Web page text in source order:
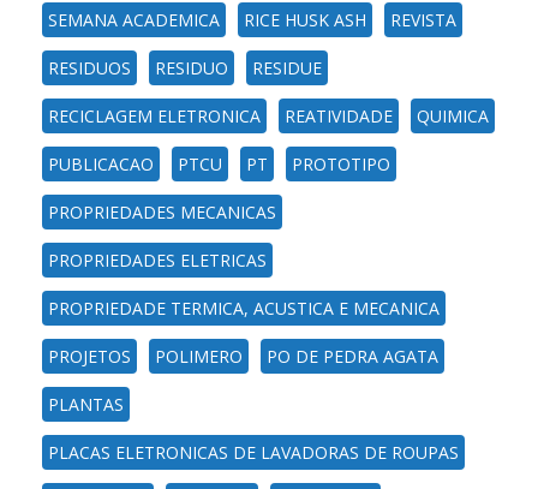
SEMANA ACADEMICA RICE HUSK ASH REVISTA
RESIDUOS RESIDUO RESIDUE
RECICLAGEM ELETRONICA REATIVIDADE QUIMICA
PUBLICACAO PTCU PT PROTOTIPO
PROPRIEDADES MECANICAS
PROPRIEDADES ELETRICAS
PROPRIEDADE TERMICA, ACUSTICA E MECANICA
PROJETOS POLIMERO PO DE PEDRA AGATA
PLANTAS
PLACAS ELETRONICAS DE LAVADORAS DE ROUPAS